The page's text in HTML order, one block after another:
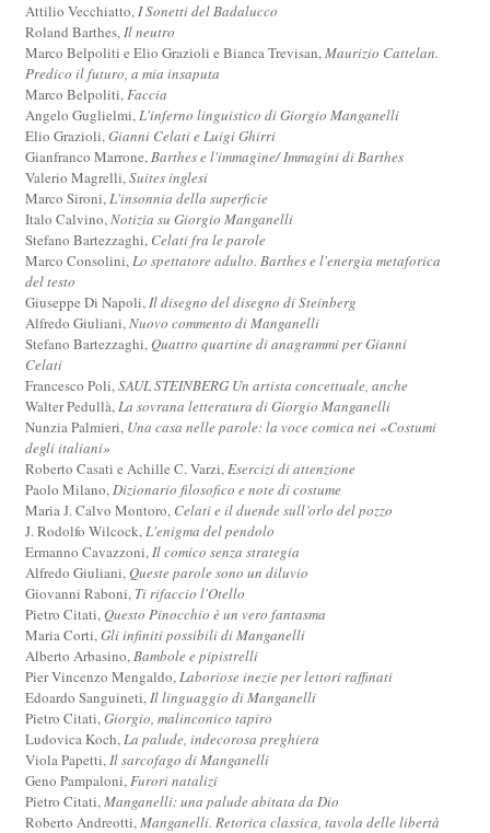
Attilio Vecchiatto,I Sonetti del Badalucco
Roland Barthes,Il neutro
Marco Belpoliti e Elio Grazioli e Bianca Trevisan,Maurizio Cattelan.
Predico il futuro, a mia insaputa
Marco Belpoliti,Faccia
Angelo Guglielmi,L'inferno linguistico di Giorgio Manganelli
Elio Grazioli,Gianni Celati e Luigi Ghirri
Gianfranco Marrone,Barthes e l'immagine/ Immagini di Barthes
Valerio Magrelli,Suites inglesi
Marco Sironi,L'insonnia della superficie
Italo Calvino,Notizia su Giorgio Manganelli
Stefano Bartezzaghi, Celati fra le parole
Marco Consolini,Lo spettatore adulto. Barthes e l'energia metaforica
del testo
Giuseppe Di Napoli,Il disegno del disegno di Steinberg
Alfredo Giuliani,Nuovo commento di Manganelli
Stefano Bartezzaghi,Quattro quartine di anagrammi per Gianni
Celati
Francesco Poli,SAUL STEINBERG Un artista concettuale, anche
Walter Pedullà,La sovrana letteratura di Giorgio Manganelli
Nunzia Palmieri, Una casa nelle parole: la voce comica nei «Costumi
degli italiani»
Roberto Casati e Achille C. Varzi,Esercizi di attenzione
Paolo Milano,Dizionario filosofico e note di costume
Maria J. Calvo Montoro, Celati e il duende sull’orlo del pozzo
J. Rodolfo Wilcock,L'enigma del pendolo
Ermanno Cavazzoni,Il comico senza strategia
Alfredo Giuliani,Queste parole sono un diluvio
Giovanni Raboni, Ti rifaccio l'Otello
Pietro Citati,Questo Pinocchio è un vero fantasma
Maria Corti,Gli infiniti possibili di Manganelli
Alberto Arbasino,Bambole e pipistrelli
Pier Vincenzo Mengaldo,Laboriose inezie per lettori raffinati
Edoardo Sanguineti,Il linguaggio di Manganelli
Pietro Citati,Giorgio, malinconico tapiro
Ludovica Koch,La palude, indecorosa preghiera
Viola Papetti,Il sarcofago di Manganelli
Geno Pampaloni,Furori natalizi
Pietro Citati,Manganelli: una palude abitata da Dio
Roberto Andreotti,Manganelli. Retorica classica, tavola delle libertà